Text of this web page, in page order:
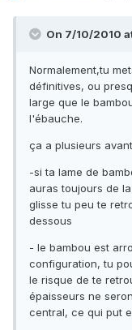
On 7/10/2010
Normalement,tu
définitives, ou
large que le
l'ébauche.
ça a plusieurs
-si ta lame de
auras toujours de
glisse tu peu te
dessous
- le bambou est
configuration, tu
le risque de te
épaisseurs ne
central, ce qui put